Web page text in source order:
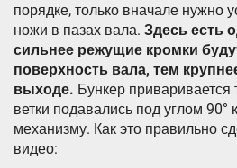
порядке, только вначале нужно
ножи в пазах вала. Здесь есть
сильнее режущие кромки
поверхность вала, тем
выходе. Бункер
ветки подавались под углом
механизму. Как это правильно
видео: